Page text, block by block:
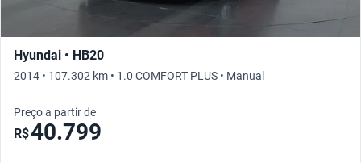
Hyundai • HB20
2014 • 107.302 km • 1.0 COMFORT PLUS • Manual
Preço a partir de
R$40.799